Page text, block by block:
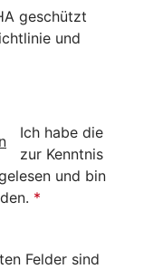
geschützt
und
Ich habe die
zur Kenntnis
und bin
*
Felder sind